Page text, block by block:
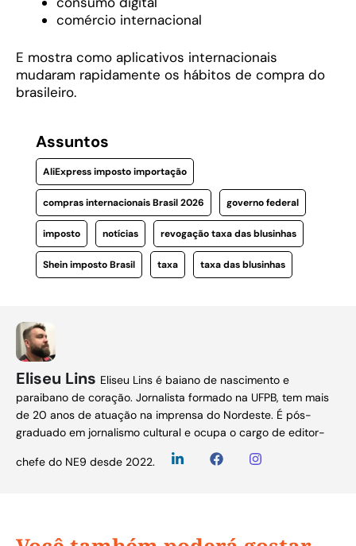
comércio internacional
E mostra como aplicativos internacionais
mudaram rapidamente os hábitos de compra do
brasileiro.
Assuntos
AliExpress imposto importação
compras internacionais Brasil 2026 governo federal
imposto notícias revogação taxa das blusinhas
Shein imposto Brasil taxa taxa das blusinhas
Eliseu Lins Eliseu Lins é baiano de nascimento e
paraibano de coração. Jornalista formado na UFPB, tem mais
de 20 anos de atuação na imprensa do Nordeste. É pós-
graduado em jornalismo cultural e ocupa o cargo de editor-
chefe do NE9 desde 2022.